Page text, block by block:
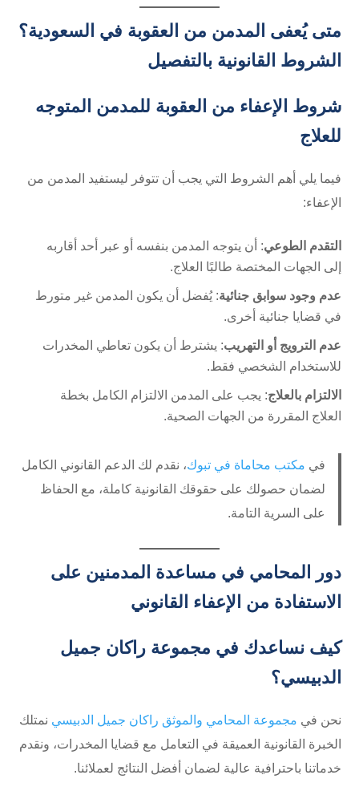
متى يُعفى المدمن من العقوبة في السعودية؟
الشروط القانونية بالتفصيل
شروط الإعفاء من العقوبة للمدمن المتوجه
للعلاج
فيما يلي أهم الشروط التي يجب أن تتوفر ليستفيد المدمن من
الإعفاء:
التقدم الطوعي: أن يتوجه المدمن بنفسه أو عبر أحد أقاربه
إلى الجهات المختصة طالبًا العلاج.
عدم وجود سوابق جنائية: يُفضل أن يكون المدمن غير متورط
في قضايا جنائية أخرى.
عدم الترويج أو التهريب: يشترط أن يكون تعاطي المخدرات
للاستخدام الشخصي فقط.
الالتزام بالعلاج: يجب على المدمن الالتزام الكامل بخطة
العلاج المقررة من الجهات الصحية.
في مكتب محاماة في تبوك، نقدم لك الدعم القانوني الكامل
لضمان حصولك على حقوقك القانونية كاملة، مع الحفاظ
على السرية التامة.
دور المحامي في مساعدة المدمنين على
الاستفادة من الإعفاء القانوني
كيف نساعدك في مجموعة راكان جميل
الدبيسي؟
نحن في مجموعة المحامي والموثق راكان جميل الدبيسي نمتلك
الخبرة القانونية العميقة في التعامل مع قضايا المخدرات، ونقدم
خدماتنا باحترافية عالية لضمان أفضل النتائج لعملائنا.